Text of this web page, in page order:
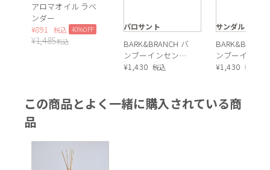
アロマオイル ラベ
ンダー
¥891 税込 40%OFF
¥1,485税込
パロサント
BARK&BRANCH バ
ンブーインセンス
(パロサント) 20本
¥1,430 税込
サンダルウッド
ンブーインセ
(サンダルウッ
¥1,430 税込
この商品とよく一緒に購入されている商
品